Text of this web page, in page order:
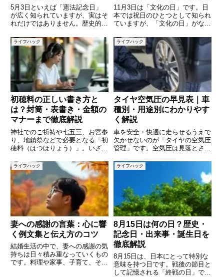
5月3日といえば「憲法記念日」
が広く知られていますが、実はそ
れだけではありません。歴史的な
日にちなんだ行事など、さまざま
な「意味」を持つ一日です。この
記事では、5月3日がなぜ特別な
のか、どんなことがあったのかを
える祝日
11月3日は「文化の日」です。日
本では祝日のひとつとして知られ
ていますが、「文化の日」がなぜ
うな意味を持つのかを知っている
人は意外と少ないかもしれませ
ん。この日は、芸術や学問をたた
え、平和を愛する心を育てること
ライフハック
初穂料の正しい書き方と
は？封筒・表書き・金額の
マナーまで徹底解説
神社でのご祈祷や七五三、お宮参
り、地鎮祭などで必要となる「初
穂料（はつほりょう）」。いざ用
ばいいの？」「のし袋は必要？」
「中袋には何を書く？」と迷う方
も多いのではないでしょうか。本
記事では、初穂料の意味から、封
ライフハック
タイヤ空気圧の早見表｜車
種別・用途別にわかりやす
く解説
車を安全・快適に走らせるうえで
欠かせないのが「タイヤの空気圧
管理」です。空気圧は見落とされ
タイヤ寿命・事故リスクにまで影
響します。「どれくらい入れれば
いいの？」「車種によって違う
の？」「高速道路や長距離では変
ライフハック
妻への感謝の言葉：心に響
く例文集と伝え方のコツ
結婚生活の中で、妻への感謝の気
持ちは日々積み重なっていくもの
です。料理や家事、子育て、そし
ライフハック
8月15日は何の日？歴史・
記念日・出来事・誕生日を
徹底解説
8月15日は、日本にとって特別な
意味を持つ日です。戦後の節目と
して記憶される「終戦の日」であ